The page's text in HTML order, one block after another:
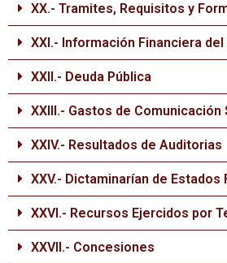
XX.- Tramites, Requisitos y
XXI.- Información Financiera
XXII.- Deuda Pública
XXIII.- Gastos de Comunicación
XXIV.- Resultados de Auditorias
XXV.- Dictaminarían de Estados
XXVI.- Recursos Ejercidos por
XXVII.- Concesiones